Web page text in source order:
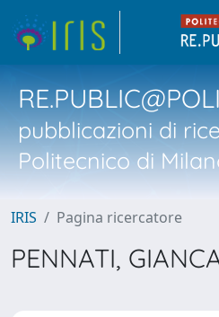
pubblicazioni di
Politecnico di
IRIS Pagina ricercatore
PENNATI,